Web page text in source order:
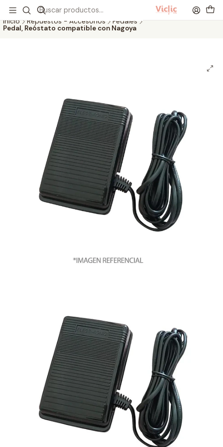
Este es el texto del slide
Leer más
Inicio
Repuestos - Accesorios
Pedales
Pedal, Reóstato compatible con Nagoya